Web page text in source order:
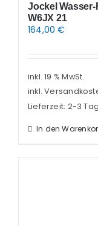
Jockel
W6JX 21
164,00€
inkl. 19 % MwSt.
inkl.
Lieferzeit: 2-3
In den